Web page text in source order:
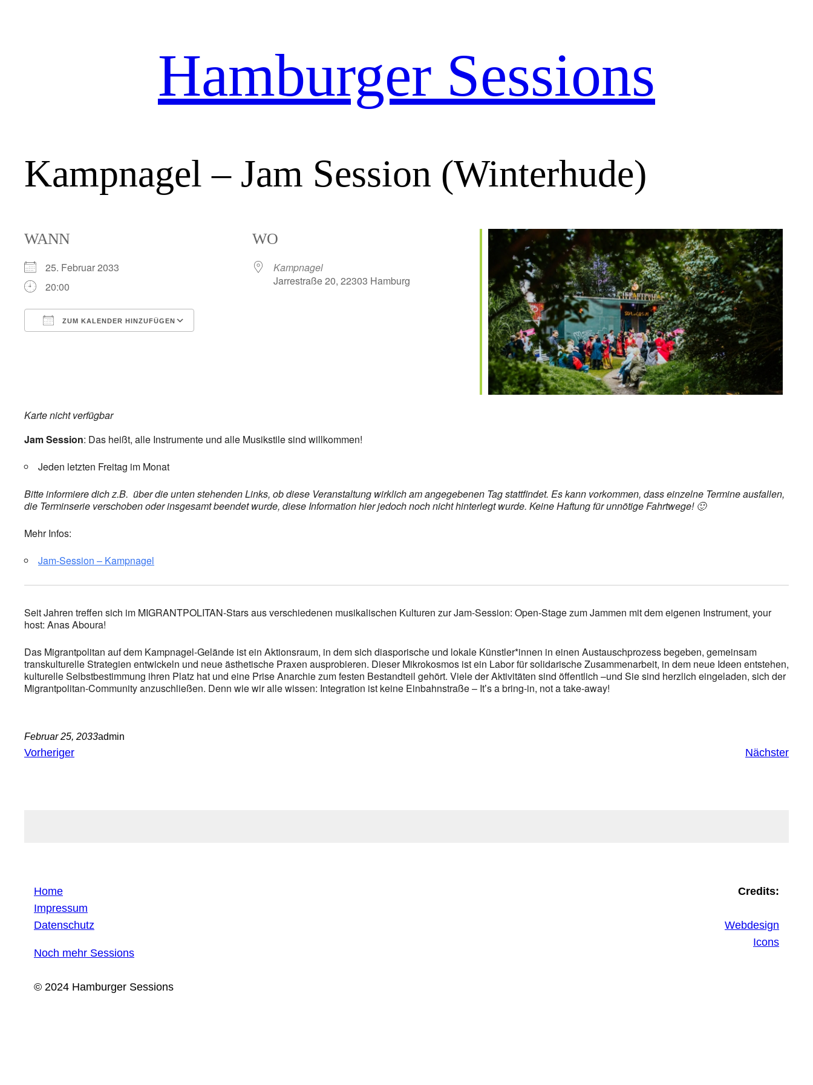
Hamburger Sessions
Kampnagel – Jam Session (Winterhude)
WANN
25. Februar 2033
20:00
ZUM KALENDER HINZUFÜGEN
Office 365 Outlook Live
WO
Kampnagel
Jarrestraße 20, 22303 Hamburg
Karte nicht verfügbar
Jam Session: Das heißt, alle Instrumente und alle Musikstile sind willkommen!
Jeden letzten Freitag im Monat
Bitte informiere dich z.B. über die unten stehenden Links, ob diese Veranstaltung wirklich am angegebenen Tag stattfindet. Es kann vorkommen, dass einzelne Termine ausfallen,
die Terminserie verschoben oder insgesamt beendet wurde, diese Information hier jedoch noch nicht hinterlegt wurde. Keine Haftung für unnötige Fahrtwege! 🙂
Mehr Infos:
Jam-Session – Kampnagel
Seit Jahren treffen sich im MIGRANTPOLITAN-Stars aus verschiedenen musikalischen Kulturen zur Jam-Session: Open-Stage zum Jammen mit dem eigenen Instrument, your
host: Anas Aboura!
Das Migrantpolitan auf dem Kampnagel-Gelände ist ein Aktionsraum, in dem sich diasporische und lokale Künstler*innen in einen Austauschprozess begeben, gemeinsam
transkulturelle Strategien entwickeln und neue ästhetische Praxen ausprobieren. Dieser Mikrokosmos ist ein Labor für solidarische Zusammenarbeit, in dem neue Ideen entstehen,
kulturelle Selbstbestimmung ihren Platz hat und eine Prise Anarchie zum festen Bestandteil gehört. Viele der Aktivitäten sind öffentlich –und Sie sind herzlich eingeladen, sich der
Migrantpolitan-Community anzuschließen. Denn wie wir alle wissen: Integration ist keine Einbahnstraße – Itʼs a bring-in, not a take-away!
Februar 25, 2033admin
Vorheriger Nächster
Home
Impressum
Datenschutz
Noch mehr Sessions
© 2024 Hamburger Sessions
Credits:
Webdesign
Icons